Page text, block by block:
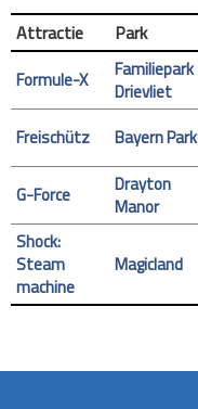
Attractie Park
Formule-X
Familiepark
Drievliet
Freischütz
Bayern Park
G-Force
Drayton
Manor
Shock:
Steam
machine
Magicland